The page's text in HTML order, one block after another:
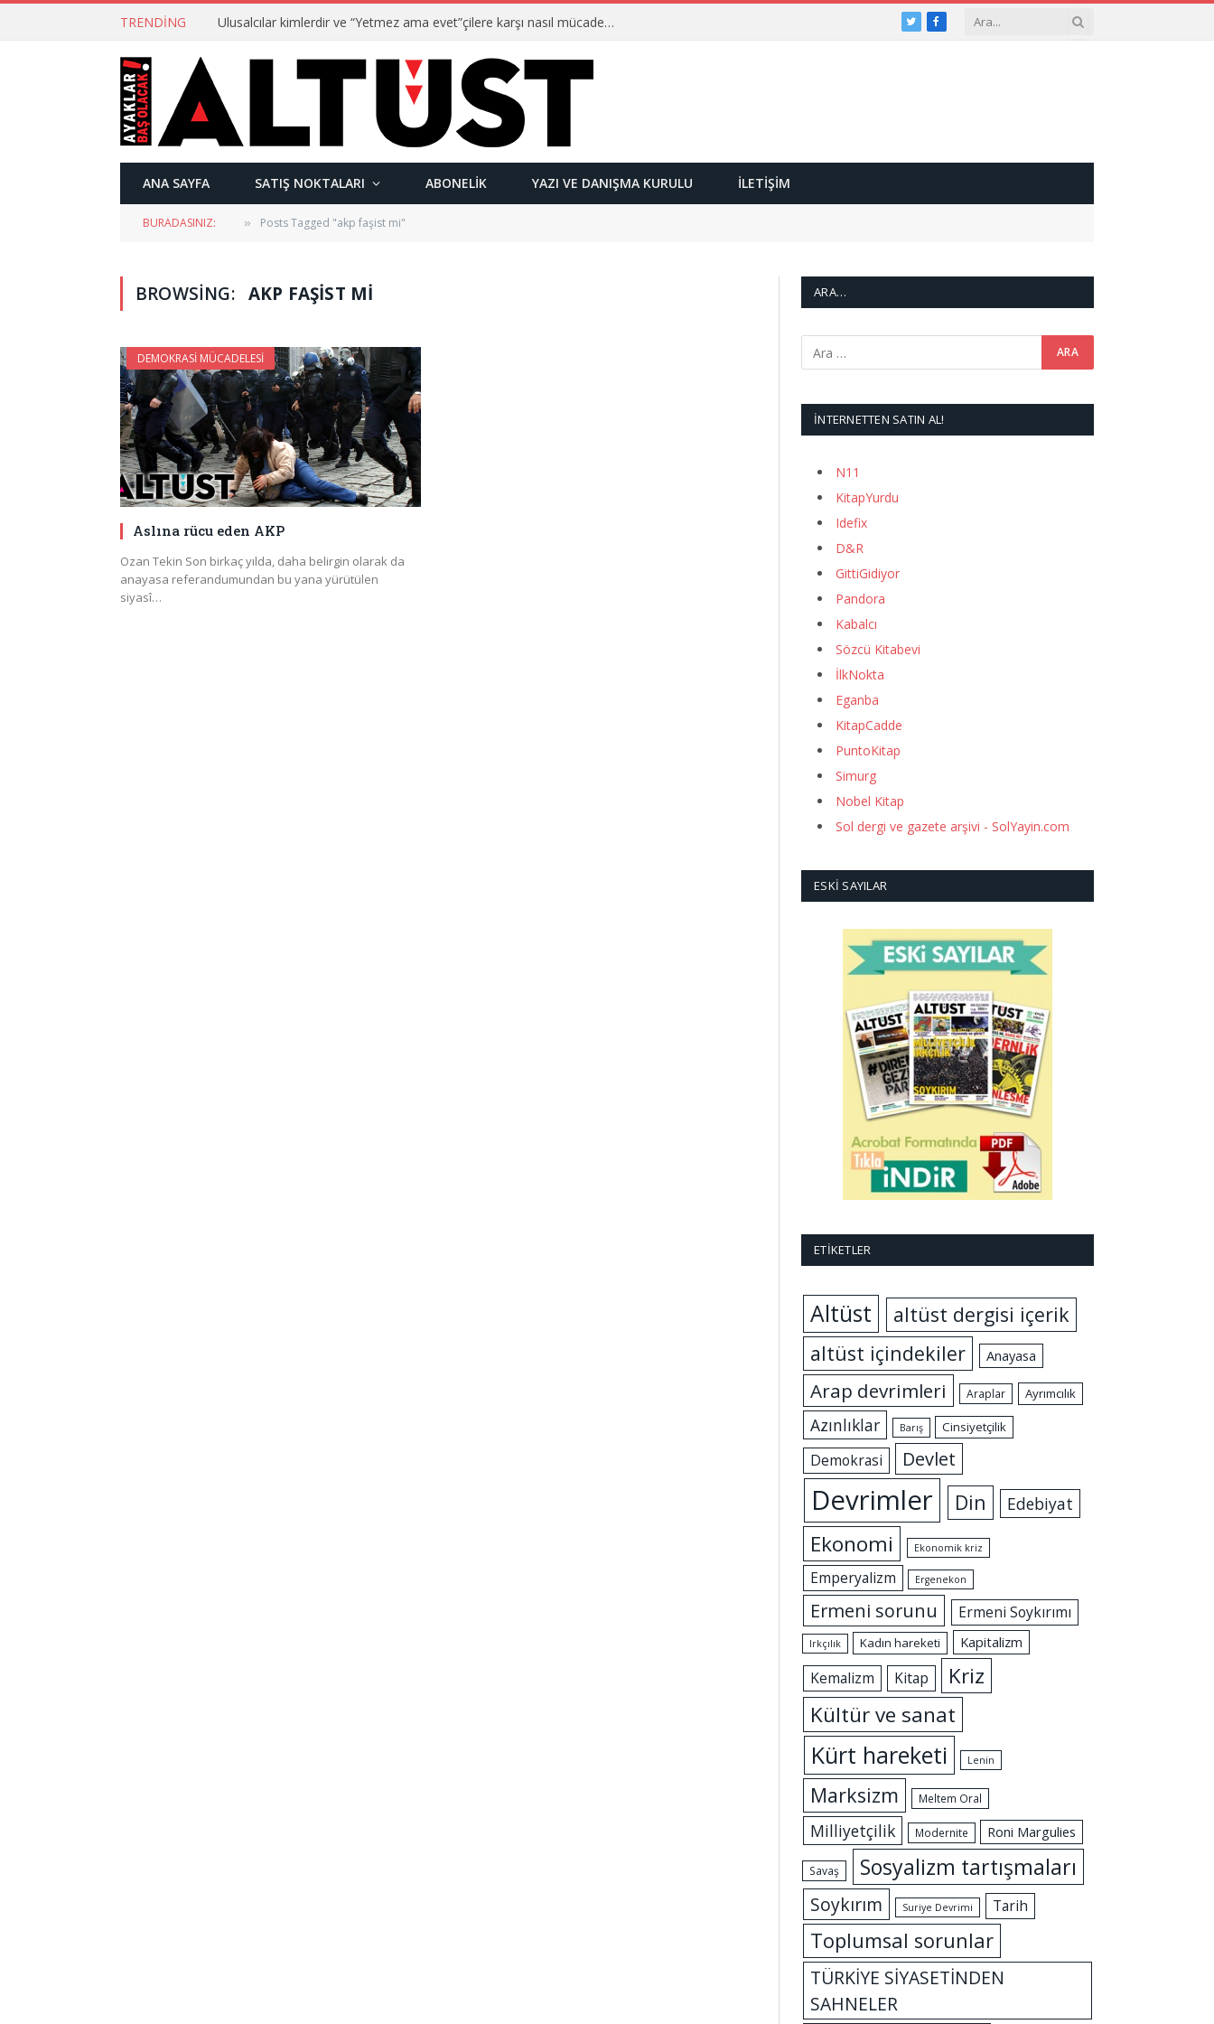
TRENDING Ulusalcılar kimlerdir ve “Yetmez ama evet”çilere karşı nasıl mücadele ederler? TwitterFacebook
ANA SAYFA SATIŞ NOKTALARI ABONELIK YAZI VE DANIŞMA KURULU İLETIŞIM
BURADASINIZ: » Posts Tagged "akp faşist mi"
BROWSING: AKP FAŞIST MI
DEMOKRASI MÜCADELESI
Aslına rücu eden AKP
Ozan Tekin Son birkaç yılda, daha belirgin olarak da
anayasa referandumundan bu yana yürütülen
siyasî…
ARA…
İNTERNETTEN SATIN AL!
N11
KitapYurdu
Idefix
D&R
GittiGidiyor
Pandora
Kabalcı
Sözcü Kitabevi
İlkNokta
Eganba
KitapCadde
PuntoKitap
Simurg
Nobel Kitap
Sol dergi ve gazete arşivi - SolYayin.com
ESKI SAYILAR
ETIKETLER
Altüst
altüst dergisi içerik
altüst içindekiler
Anayasa
Arap devrimleri Araplar Ayrımcılık
Azınlıklar Barış Cinsiyetçilik
Demokrasi Devlet
Devrimler Din Edebiyat
Ekonomi Ekonomik kriz
Emperyalizm Ergenekon
Ermeni sorunu Ermeni Soykırımı
Irkçılık Kadın hareketi Kapitalizm
Kemalizm Kitap
Kriz
Kültür ve sanat
Kürt hareketi Lenin
Marksizm Meltem Oral
Milliyetçilik Modernite Roni Margulies
Savaş Sosyalizm tartışmaları
Soykırım Suriye Devrimi Tarih
Toplumsal sorunlar
TÜRKİYE SİYASETİNDEN
SAHNELER